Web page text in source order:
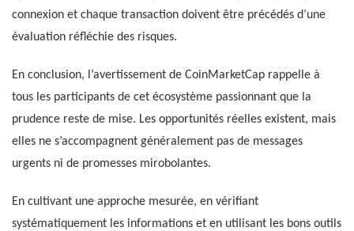
connexion et chaque transaction doivent être précédés d’une
évaluation réfléchie des risques.
En conclusion, l’avertissement de CoinMarketCap rappelle à
tous les participants de cet écosystème passionnant que la
prudence reste de mise. Les opportunités réelles existent, mais
elles ne s’accompagnent généralement pas de messages
urgents ni de promesses mirobolantes.
En cultivant une approche mesurée, en vérifiant
systématiquement les informations et en utilisant les bons outils